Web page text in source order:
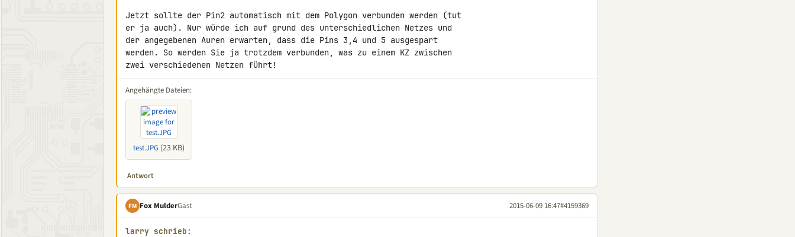
Jetzt sollte der Pin2 automatisch mit dem Polygon verbunden werden (tut
er ja auch). Nur würde ich auf grund des unterschiedlichen Netzes und
der angegebenen Auren erwarten, dass die Pins 3,4 und 5 ausgespart
werden. So werden Sie ja trotzdem verbunden, was zu einem KZ zwischen
zwei verschiedenen Netzen führt!
Angehängte Dateien:
test.JPG (23 KB)
Antwort
FM Fox MulderGast 2015-06-09 16:47#4159369
larry schrieb: